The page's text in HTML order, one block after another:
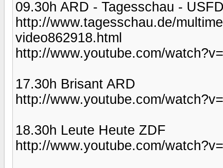
09.30h ARD - Tagesschau -
http://www.tagesschau.de/
video862918.html
http://www.youtube.com/
17.30h Brisant ARD
http://www.youtube.com/
18.30h Leute Heute ZDF
http://www.youtube.com/